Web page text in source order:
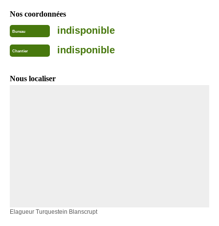
Nos coordonnées
Bureau indisponible
Chantier indisponible
Nous localiser
Elagueur Turquestein Blanscrupt